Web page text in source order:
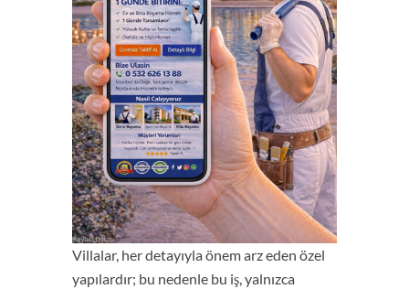
Villalar, her detayıyla önem arz eden özel
yapılardır; bu nedenle bu iş, yalnızca